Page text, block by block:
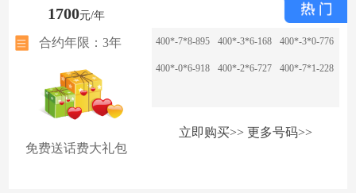
1700元/年
合约年限：3年
免费送话费大礼包
400*-7*8-895 400*-3*6-168 400*-3*0-776
400*-0*6-918 400*-2*6-727 400*-7*1-228
立即购买>> 更多号码>>